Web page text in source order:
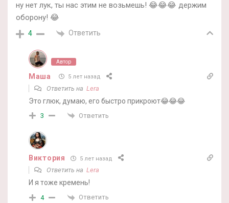
ну нет лук, ты нас этим не возьмешь! 😂😂😂 держим
оборону! 😂
4 Ответить
Автор
Маша 5 лет назад
Ответить на Lera
Это глюк, думаю, его быстро прикроют😂😂😂
3 Ответить
Виктория 5 лет назад
Ответить на Lera
И я тоже кремень!
4 Ответить